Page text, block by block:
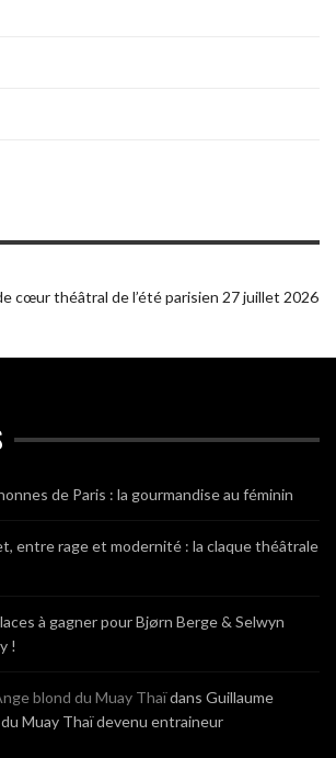
cœur théâtral de l’été parisien 27 juillet 2026
de Paris : la gourmandise au féminin
entre rage et modernité : la claque théâtrale
à gagner pour Bjørn Berge & Selwyn
!
blond du Muay Thaïdans Guillaume
du Muay Thaï devenu entraineur